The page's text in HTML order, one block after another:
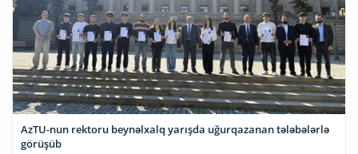
AzTU-nun rektoru beynəlxalq yarışda uğurqazanan tələbələrlə
görüşüb